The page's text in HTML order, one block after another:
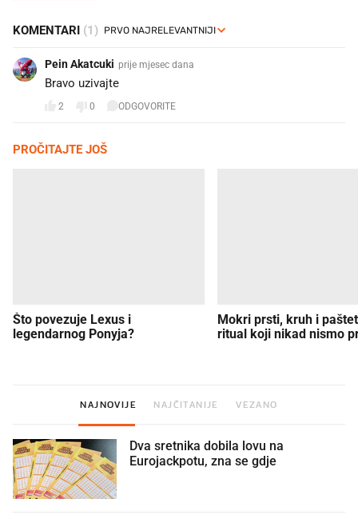
KOMENTARI (1)
Pein Akatcuki prije mjesec dana
Bravo uzivajte
2 0 ODGOVORITE
PROČITAJTE JOŠ
Što povezuje Lexus i
legendarnog Ponyja?
Mokri prsti, kruh i
ritual koji nikad nismo
NAJNOVIJE NAJČITANIJE VEZANO
Dva sretnika dobila lovu na
Eurojackpotu, zna se gdje